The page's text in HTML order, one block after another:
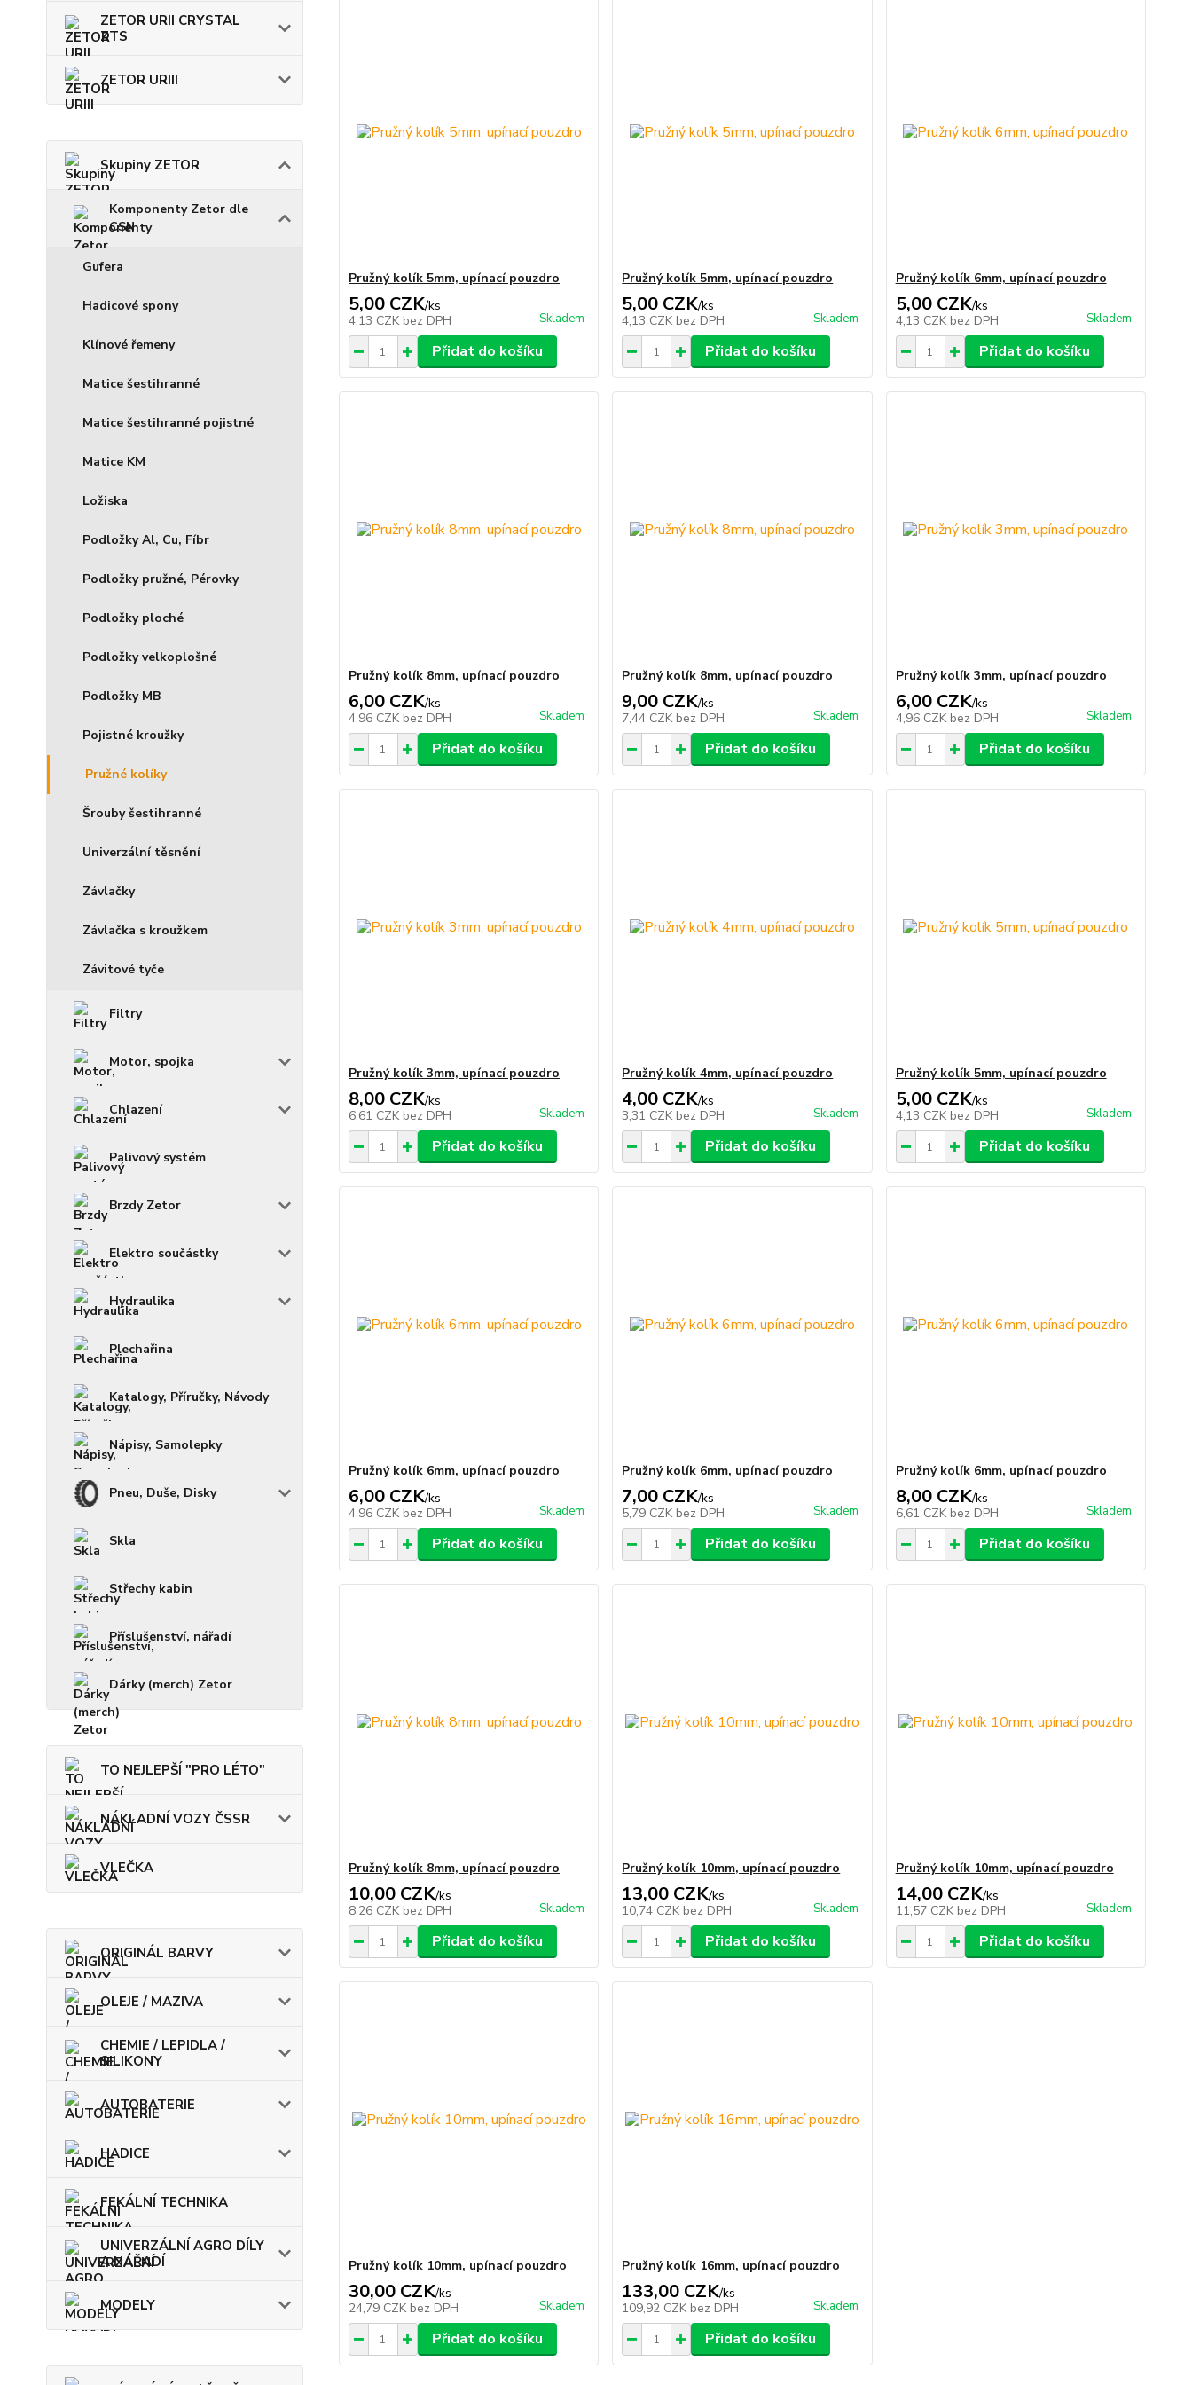
ZETOR URII CRYSTAL
ZTS
ZETOR URIII
Skupiny ZETOR
Komponenty Zetor dle
CSN
Gufera
Hadicové spony
Klínové řemeny
Matice šestihranné
Matice šestihranné pojistné
Matice KM
Ložiska
Podložky Al, Cu, Fíbr
Podložky pružné, Pérovky
Podložky ploché
Podložky velkoplošné
Podložky MB
Pojistné kroužky
Pružné kolíky
Šrouby šestihranné
Univerzální těsnění
Závlačky
Závlačka s kroužkem
Závitové tyče
Filtry
Motor, spojka
Chlazení
Palivový systém
Brzdy Zetor
Elektro součástky
Hydraulika
Plechařina
Katalogy, Příručky, Návody
Nápisy, Samolepky
Pneu, Duše, Disky
Skla
Střechy kabin
Příslušenství, nářadí
Dárky (merch) Zetor
TO NEJLEPŠÍ "PRO LÉTO"
NÁKLADNÍ VOZY ČSSR
VLEČKA
ORIGINÁL BARVY
OLEJE / MAZIVA
CHEMIE / LEPIDLA /
SILIKONY
AUTOBATERIE
HADICE
FEKÁLNÍ TECHNIKA
UNIVERZÁLNÍ AGRO DÍLY
A NÁŘADÍ
MODELY
Pružný kolík 5mm, upínací pouzdro
5,00 CZK/ks
4,13 CZK bez DPH Skladem
Přidat do košíku
Pružný kolík 5mm, upínací pouzdro
5,00 CZK/ks
4,13 CZK bez DPH Skladem
Přidat do košíku
Pružný kolík 6mm, upínací pouzdro
5,00 CZK/ks
4,13 CZK bez DPH Skladem
Přidat do košíku
Pružný kolík 8mm, upínací pouzdro
6,00 CZK/ks
4,96 CZK bez DPH Skladem
Přidat do košíku
Pružný kolík 8mm, upínací pouzdro
9,00 CZK/ks
7,44 CZK bez DPH Skladem
Přidat do košíku
Pružný kolík 3mm, upínací pouzdro
6,00 CZK/ks
4,96 CZK bez DPH Skladem
Přidat do košíku
Pružný kolík 3mm, upínací pouzdro
8,00 CZK/ks
6,61 CZK bez DPH Skladem
Přidat do košíku
Pružný kolík 4mm, upínací pouzdro
4,00 CZK/ks
3,31 CZK bez DPH Skladem
Přidat do košíku
Pružný kolík 5mm, upínací pouzdro
5,00 CZK/ks
4,13 CZK bez DPH Skladem
Přidat do košíku
Pružný kolík 6mm, upínací pouzdro
6,00 CZK/ks
4,96 CZK bez DPH Skladem
Přidat do košíku
Pružný kolík 6mm, upínací pouzdro
7,00 CZK/ks
5,79 CZK bez DPH Skladem
Přidat do košíku
Pružný kolík 6mm, upínací pouzdro
8,00 CZK/ks
6,61 CZK bez DPH Skladem
Přidat do košíku
Pružný kolík 8mm, upínací pouzdro
10,00 CZK/ks
8,26 CZK bez DPH Skladem
Přidat do košíku
Pružný kolík 10mm, upínací pouzdro
13,00 CZK/ks
10,74 CZK bez DPH Skladem
Přidat do košíku
Pružný kolík 10mm, upínací pouzdro
14,00 CZK/ks
11,57 CZK bez DPH Skladem
Přidat do košíku
Pružný kolík 10mm, upínací pouzdro
30,00 CZK/ks
24,79 CZK bez DPH Skladem
Přidat do košíku
Pružný kolík 16mm, upínací pouzdro
133,00 CZK/ks
109,92 CZK bez DPH Skladem
Přidat do košíku